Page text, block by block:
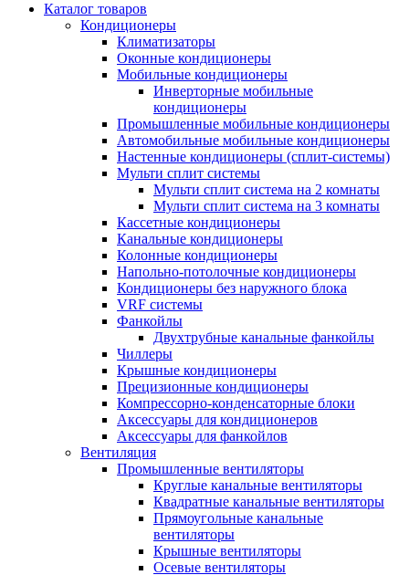
Каталог товаров
Кондиционеры
Климатизаторы
Оконные кондиционеры
Мобильные кондиционеры
Инверторные мобильные
кондиционеры
Промышленные мобильные кондиционеры
Автомобильные мобильные кондиционеры
Настенные кондиционеры (сплит-системы)
Мульти сплит системы
Мульти сплит система на 2 комнаты
Мульти сплит система на 3 комнаты
Кассетные кондиционеры
Канальные кондиционеры
Колонные кондиционеры
Напольно-потолочные кондиционеры
Кондиционеры без наружного блока
VRF системы
Фанкойлы
Двухтрубные канальные фанкойлы
Чиллеры
Крышные кондиционеры
Прецизионные кондиционеры
Компрессорно-конденсаторные блоки
Аксессуары для кондиционеров
Аксессуары для фанкойлов
Вентиляция
Промышленные вентиляторы
Круглые канальные вентиляторы
Квадратные канальные вентиляторы
Прямоугольные канальные
вентиляторы
Крышные вентиляторы
Осевые вентиляторы